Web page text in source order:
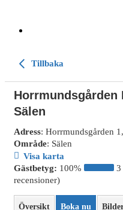
Tillbaka
Horrmundsgården
Sälen
Adress: Horrmundsgården
Område: Sälen
Visa karta
Gästbetyg: 100%
3
recensioner)
Översikt Boka nu